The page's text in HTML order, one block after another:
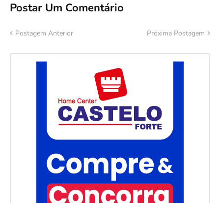
Postar Um Comentário
Postagem Anterior Próxima Postagem